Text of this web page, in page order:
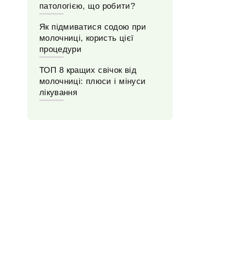
патологією, що робити?
Як підмиватися содою при
молочниці, користь цієї
процедури
ТОП 8 кращих свічок від
молочниці: плюси і мінуси
лікування